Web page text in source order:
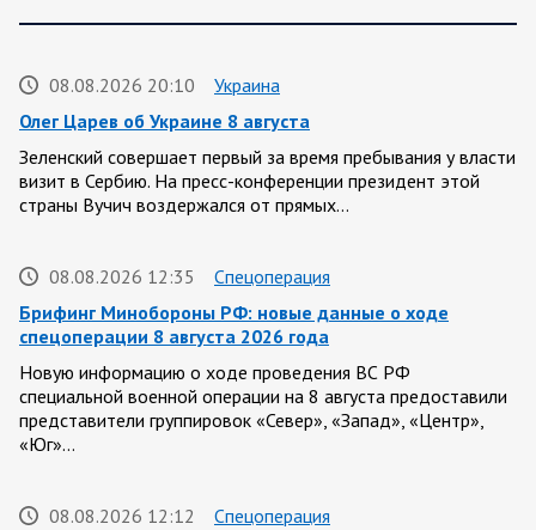
08.08.2026 20:10
Украина
Олег Царев об Украине 8 августа
Зеленский совершает первый за время пребывания у власти
визит в Сербию. На пресс-конференции президент этой
страны Вучич воздержался от прямых…
08.08.2026 12:35
Спецоперация
Брифинг Минобороны РФ: новые данные о ходе
спецоперации 8 августа 2026 года
Новую информацию о ходе проведения ВС РФ
специальной военной операции на 8 августа предоставили
представители группировок «Север», «Запад», «Центр»,
«Юг»…
08.08.2026 12:12
Спецоперация